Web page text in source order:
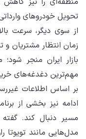
تحویل خودروهای
از سوی دیگر، سرعت
زمان انتظار مشتریان و
بازار ایران منجر
مهم‌ترین دغدغه‌های
بر اساس اطلاعات
ادامه نیز بخشی از
مسیر دنبال کند. گفته